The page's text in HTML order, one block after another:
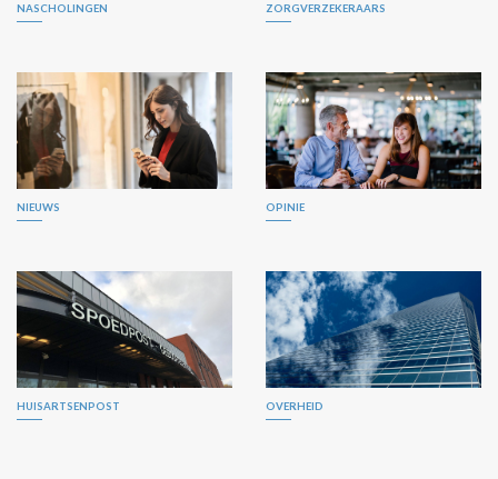
NASCHOLINGEN ZORGVERZEKERAARS
NIEUWS OPINIE
HUISARTSENPOST OVERHEID